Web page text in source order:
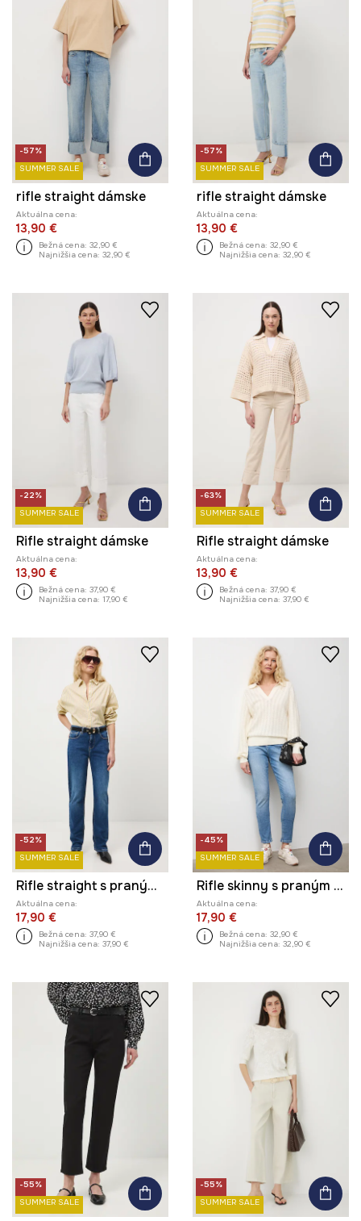
-57%
SUMMER SALE
rifle straight dámske
Aktuálna cena:
13,90 €
Bežná cena: 32,90 €
Najnižšia cena: 32,90 €
-57%
SUMMER SALE
rifle straight dámske
Aktuálna cena:
13,90 €
Bežná cena: 32,90 €
Najnižšia cena: 32,90 €
-22%
SUMMER SALE
Rifle straight dámske
Aktuálna cena:
13,90 €
Bežná cena: 37,90 €
Najnižšia cena: 17,90 €
-63%
SUMMER SALE
Rifle straight dámske
Aktuálna cena:
13,90 €
Bežná cena: 37,90 €
Najnižšia cena: 37,90 €
-52%
SUMMER SALE
Rifle straight s praným efektom
Aktuálna cena:
17,90 €
Bežná cena: 37,90 €
Najnižšia cena: 37,90 €
-45%
SUMMER SALE
Rifle skinny s praným efektom
Aktuálna cena:
17,90 €
Bežná cena: 32,90 €
Najnižšia cena: 32,90 €
-55%
SUMMER SALE
-55%
SUMMER SALE